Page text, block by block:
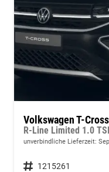
Volkswagen T-Cross
unverbindliche Lieferzeit:
Fahrzeugnummer 1215261